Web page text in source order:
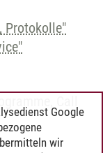
Protokolle"
Google
wir